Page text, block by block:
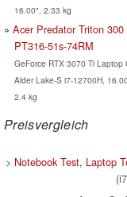
16.00", 2.33 kg
Acer Predator Triton 300
PT316-51s-74RM
GeForce RTX 3070 Ti Laptop
Alder Lake-S i7-12700H,
2.4 kg
Preisvergleich
> Notebook Test, Laptop